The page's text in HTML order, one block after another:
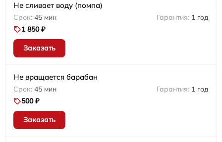
Не сливает воду (помпа)
45 мин
1 год
1 850 ₽
Заказать
Не вращается барабан
45 мин
1 год
500 ₽
Заказать